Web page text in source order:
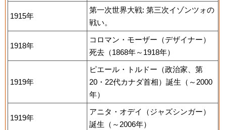
1915年
第一次世界大戦: 第三次イゾンツォの
戦い。
1918年
コロマン・モーザー（デザイナー）
死去（1868年～1918年）
1919年
ピエール・トルドー（政治家、第
20・22代カナダ首相）誕生（～2000
年）
1919年
アニタ・オデイ（ジャズシンガー）
誕生（～2006年）